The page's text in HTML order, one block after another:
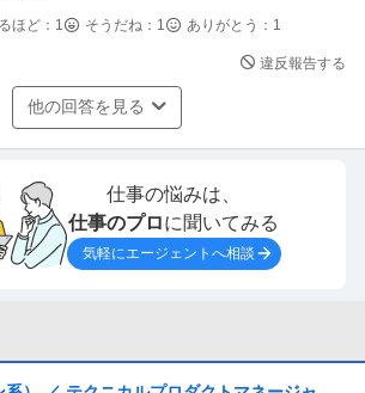
ほど： 1 そうだね： 1 ありがとう： 1
違反報告する
他の回答を見る
仕事の悩みは、
仕事のプロに聞いてみる
気軽にエージェントへ相談